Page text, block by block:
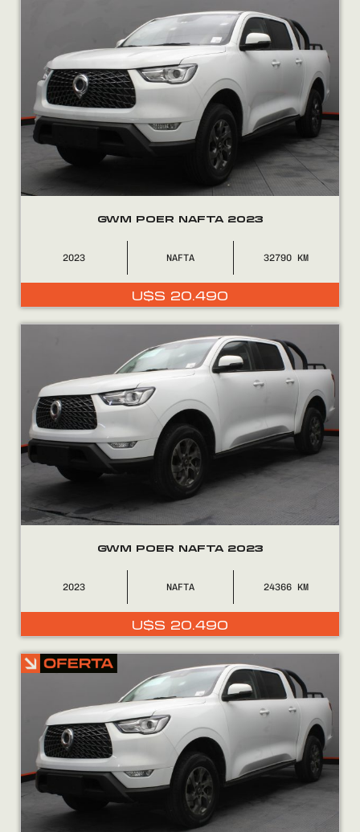
COMPRÁ
VENDÉ
FINANCIÁ
NOSOTROS
CONTACTO
08002525
GWM POER NAFTA 2023
2023 NAFTA 32790
U$S 20.490
GWM POER NAFTA 2023
2023 NAFTA 24366
U$S 20.490